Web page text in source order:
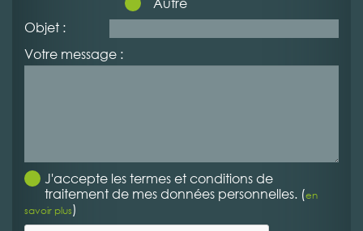
Objet :
Votre message :
J'accepte les termes et conditions de
traitement de mes données personnelles. (en
savoir plus)